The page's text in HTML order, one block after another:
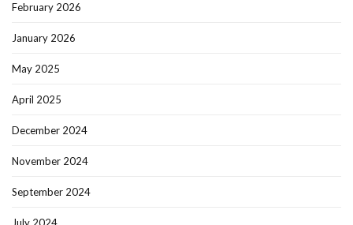
February 2026
January 2026
May 2025
April 2025
December 2024
November 2024
September 2024